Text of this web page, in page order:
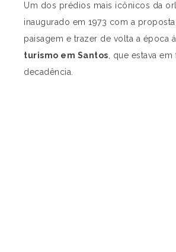
Um dos prédios mais icônicos da
inaugurado em 1973 com a
paisagem e trazer de volta a época
turismo em Santos , que estava em
decadência.